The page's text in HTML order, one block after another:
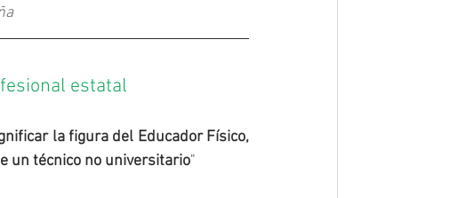
estatal
la figura del Educador Físico,
un técnico no universitario"